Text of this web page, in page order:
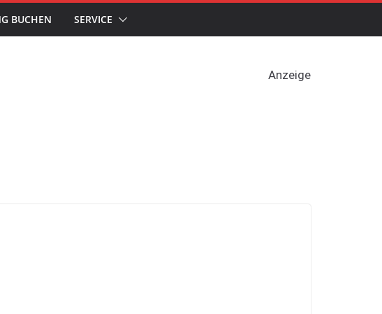
Anzeige
BUCHEN SERVICE